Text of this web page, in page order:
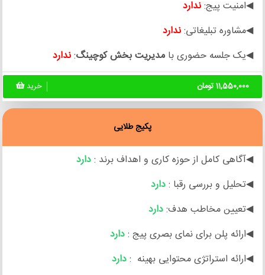
◀امنیت پیج:ندارد
◀مشاوره تبلیغاتی:ندارد
◀یک جلسه حضوری با مدیریت بخش کوچینگ:ندارد
11,550,000 تومان خرید
پکیج طلایی
◀آگاهی کامل از حوزه کاری و اهداف برند :دارد
◀تحلیل و بررسی رقبا :دارد
◀تعیین مخاطب هدف:دارد
◀ارائه پلن برای نمای بصری پیج :دارد
◀ارائه استراتژی محتوایی بهینه :دارد